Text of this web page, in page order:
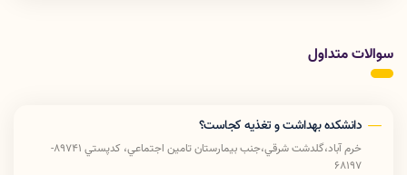
سوالات متداول
دانشکده بهداشت و تغذیه کجاست؟
خرم آباد،گلدشت شرقي،جنب بيمارستان تامين اجتماعي، كدپستي 89741-
68197